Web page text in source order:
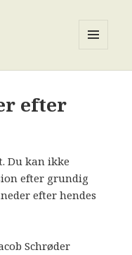
efter
Du kan ikke
efter grundig
efter hendes
Schrøder